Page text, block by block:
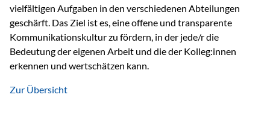
vielfältigen Aufgaben in den verschiedenen Abteilungen
geschärft. Das Ziel ist es, eine offene und transparente
Kommunikationskultur zu fördern, in der jede/r die
Bedeutung der eigenen Arbeit und die der Kolleg:innen
erkennen und wertschätzen kann.
Zur Übersicht